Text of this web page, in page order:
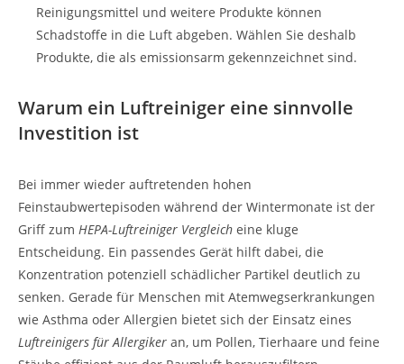
Reinigungsmittel und weitere Produkte können
Schadstoffe in die Luft abgeben. Wählen Sie deshalb
Produkte, die als emissionsarm gekennzeichnet sind.
Warum ein Luftreiniger eine sinnvolle
Investition ist
Bei immer wieder auftretenden hohen
Feinstaubwertepisoden während der Wintermonate ist der
Griff zum HEPA-Luftreiniger Vergleich eine kluge
Entscheidung. Ein passendes Gerät hilft dabei, die
Konzentration potenziell schädlicher Partikel deutlich zu
senken. Gerade für Menschen mit Atemwegserkrankungen
wie Asthma oder Allergien bietet sich der Einsatz eines
Luftreinigers für Allergiker an, um Pollen, Tierhaare und feine